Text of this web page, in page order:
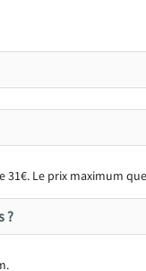
Le prix maximum
?